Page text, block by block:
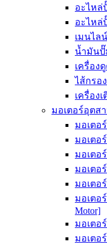
อะไหล่
อะไหล่
เมนไล
น้ำมันปั๊
เครื่อง
ไส้กรอ
เครื่อง
มอเตอร์อุตสา
มอเตอ
มอเตอ
มอเตอ
มอเตอ
มอเตอ
มอเตอ
Motor]
มอเตอ
มอเตอ